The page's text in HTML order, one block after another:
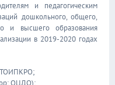
и педагогическим
дошкольного, общего,
и высшего образования
в 2019-2020 годах
ТОИПКРО;
ОЦДО);